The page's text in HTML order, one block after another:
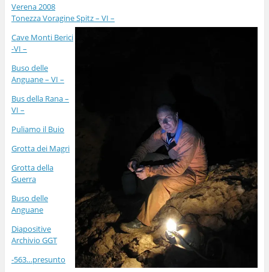
Verena 2008
Tonezza Voragine Spitz – VI –
Cave Monti Berici
-VI –
Buso delle
Anguane – VI –
Bus della Rana –
VI –
Puliamo il Buio
Grotta dei Magri
Grotta della
Guerra
Buso delle
Anguane
Diapositive
Archivio GGT
-563…presunto